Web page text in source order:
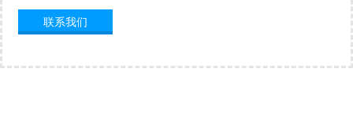
联系我们